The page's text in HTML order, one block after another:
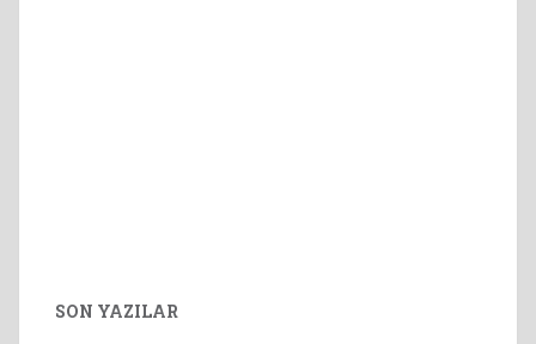
SON YAZILAR